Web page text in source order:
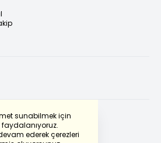
sunabilmek için
ederek çerezleri
Translate